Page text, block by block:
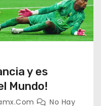
y es
Mundo!
No Hay